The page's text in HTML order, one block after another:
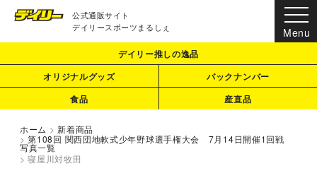
公式通販サイト
デイリースポーツまるしぇ
デイリー推しの逸品
オリジナルグッズ
バックナンバー
食品
産直品
ホーム > 新着商品
> 第108回 関西団地軟式少年野球選手権大会 7月14日開催1回戦
写真一覧
> 寝屋川対牧田